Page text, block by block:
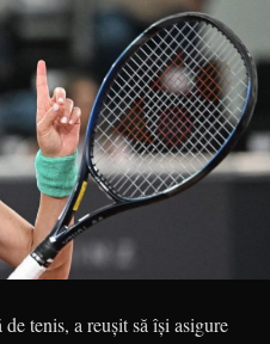
tenis, a reușit să își asigure